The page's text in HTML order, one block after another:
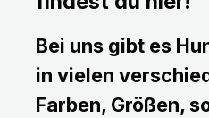
Bei uns gibt es
in vielen
Farben, Größen,